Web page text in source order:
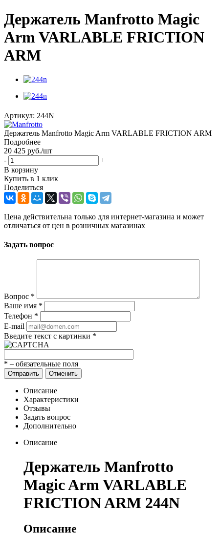
Держатель Manfrotto Magic
Arm VARLABLE FRICTION
ARM
Артикул: 244N
Держатель Manfrotto Magic Arm VARLABLE FRICTION ARM
Подробнее
20 425 руб./шт
-
+
В корзину
Купить в 1 клик
Поделиться
Цена действительна только для интернет-магазина и может
отличаться от цен в розничных магазинах
Задать вопрос
Вопрос *
Ваше имя *
Телефон *
E-mail
Введите текст с картинки *
* – обязательные поля
Отправить Отменить
Описание
Характеристики
Отзывы
Задать вопрос
Дополнительно
Описание
Держатель Manfrotto
Magic Arm VARLABLE
FRICTION ARM 244N
Описание